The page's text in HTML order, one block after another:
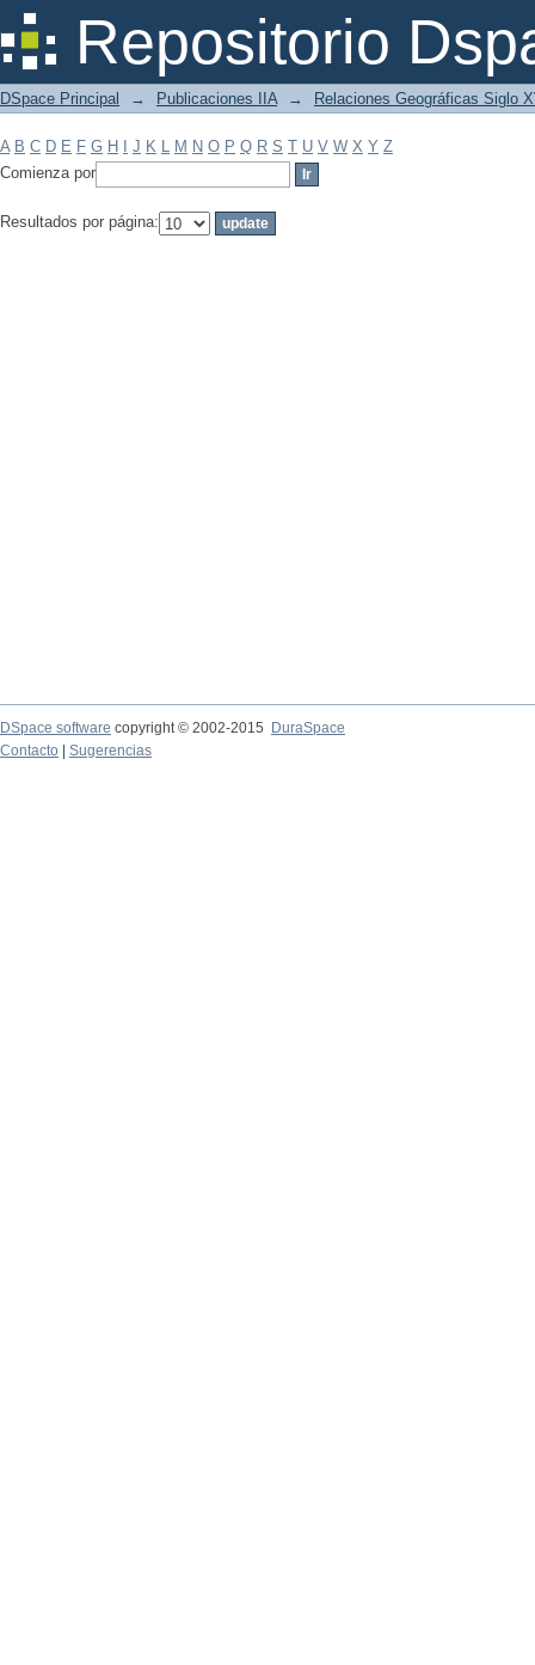
Repositorio
Filtrar por: Materia
DSpace Principal → Publicaciones IIA → Relaciones Geográficas Siglo
A B C D E F G H J K L M N O P Q R S T U V W X Y Z
Comienza por
Resultados por página:
DSpace software copyright © 2002-2015
DuraSpace
Contacto
Sugerencias